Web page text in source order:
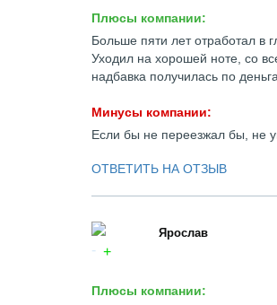
Плюсы компании:
Больше пяти лет отработал в
Уходил на хорошей ноте, со
надбавка получилась по
Минусы компании:
Если бы не переезжал бы, не
ОТВЕТИТЬ НА ОТЗЫВ
Ярослав
Плюсы компании: